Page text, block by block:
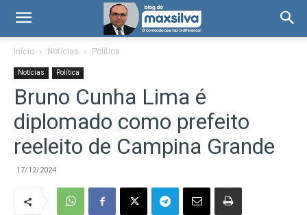
Início Notícias Política
Notícias Política
Bruno Cunha Lima é
diplomado como prefeito
reeleito de Campina Grande
17/12/2024